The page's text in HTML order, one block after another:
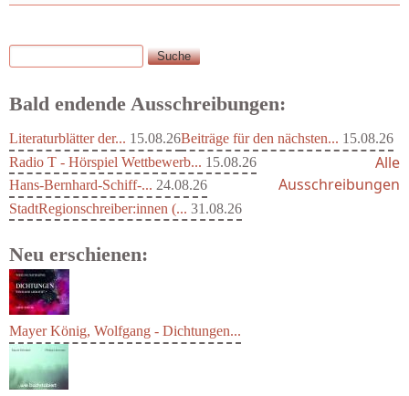
Suchformular
Suche
Bald endende Ausschreibungen:
Literaturblätter der... 15.08.26Beiträge für den nächsten... 15.08.26
Radio T - Hörspiel Wettbewerb... 15.08.26
Hans-Bernhard-Schiff-... 24.08.26
StadtRegionschreiber:innen (... 31.08.26
Alle
Ausschreibungen
Neu erschienen:
Mayer König, Wolfgang - Dichtungen...